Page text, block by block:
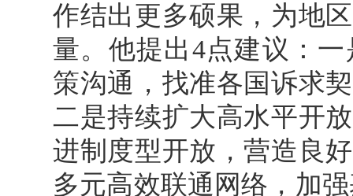
作结出更多硕果，为地
量。他提出4点建议：
策沟通，找准各国诉求
二是持续扩大高水平开
进制度型开放，营造良
多元高效联通网络，加